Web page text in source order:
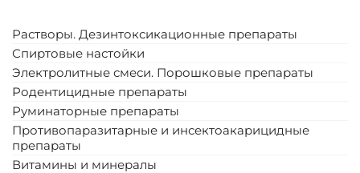
Растворы. Дезинтоксикационные препараты
Спиртовые настойки
Электролитные смеси. Порошковые препараты
Родентицидные препараты
Руминаторные препараты
Противопаразитарные и инсектоакарицидные
препараты
Витамины и минералы